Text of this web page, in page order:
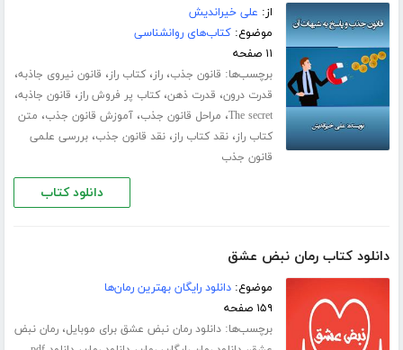
از: علی خیراندیش
موضوع:کتاب‌های روانشناسی
۱۱ صفحه
برچسب‌ها: قانون جذب،راز،کتاب راز، قانون نیروی جاذبه،
قدرت درون، قدرت ذهن،کتاب پر فروش راز، قانون جاذبه،
The secret، مراحل قانون جذب،آموزش قانون جذب، متن
کتاب راز،نقد کتاب راز،نقد قانون جذب،بررسی علمی
قانون جذب
دانلود کتاب
دانلود کتاب رمان نبض عشق
موضوع:دانلود رایگان بهترین رمان‌ها
۱۵۹ صفحه
برچسب‌ها:دانلود رمان نبض عشق برای موبایل،رمان نبض